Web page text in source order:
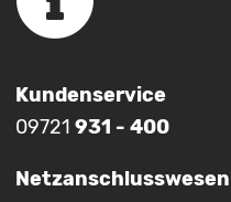
Kundenservice
09721 931 - 400
Netzanschlusswesen